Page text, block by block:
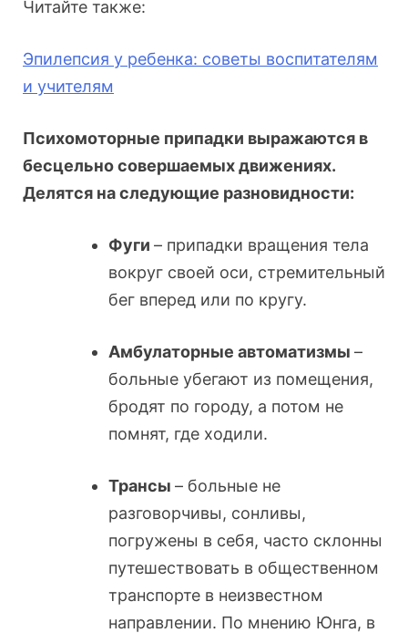
Читайте также:
Эпилепсия у ребенка: советы воспитателям
и учителям
Психомоторные припадки выражаются в
бесцельно совершаемых движениях.
Делятся на следующие разновидности:
Фуги – припадки вращения тела
вокруг своей оси, стремительный
бег вперед или по кругу.
Амбулаторные автоматизмы –
больные убегают из помещения,
бродят по городу, а потом не
помнят, где ходили.
Трансы – больные не
разговорчивы, сонливы,
погружены в себя, часто склонны
путешествовать в общественном
транспорте в неизвестном
направлении. По мнению Юнга, в